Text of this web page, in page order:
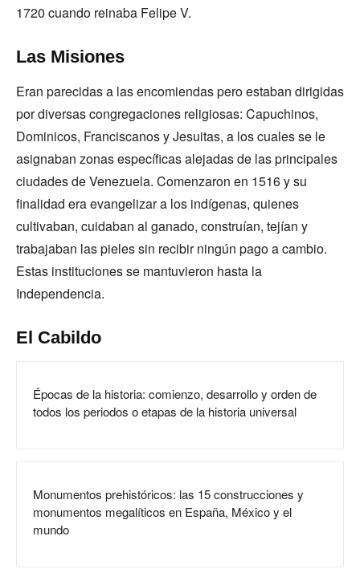
1720 cuando reinaba Felipe V.
Las Misiones
Eran parecidas a las encomiendas pero estaban dirigidas
por diversas congregaciones religiosas: Capuchinos,
Dominicos, Franciscanos y Jesuitas, a los cuales se le
asignaban zonas específicas alejadas de las principales
ciudades de Venezuela. Comenzaron en 1516 y su
finalidad era evangelizar a los indígenas, quienes
cultivaban, cuidaban al ganado, construían, tejían y
trabajaban las pieles sin recibir ningún pago a cambio.
Estas instituciones se mantuvieron hasta la
Independencia.
El Cabildo
Épocas de la historia: comienzo, desarrollo y orden de
todos los periodos o etapas de la historia universal
Monumentos prehistóricos: las 15 construcciones y
monumentos megalíticos en España, México y el
mundo